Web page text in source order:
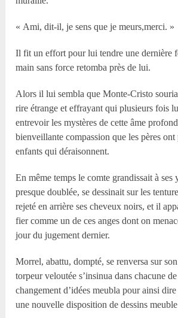
« Ami, dit-il, je sens que je meurs,merci. »
Il fit un effort pour lui tendre une dernière
main sans force retomba près de lui.
Alors il lui sembla que Monte-Cristo
rire étrange et effrayant qui plusieurs fois
entrevoir les mystères de cette âme
bienveillante compassion que les pères
enfants qui déraisonnent.
En même temps le comte grandissait à ses
presque doublée, se dessinait sur les
rejeté en arrière ses cheveux noirs, et il
fier comme un de ces anges dont on
jour du jugement dernier.
Morrel, abattu, dompté, se renversa sur
torpeur veloutée s’insinua dans chacune
changement d’idées meubla pour ainsi
une nouvelle disposition de dessins